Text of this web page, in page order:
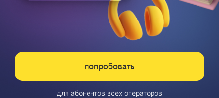
попробовать
для абонентов всех операторов